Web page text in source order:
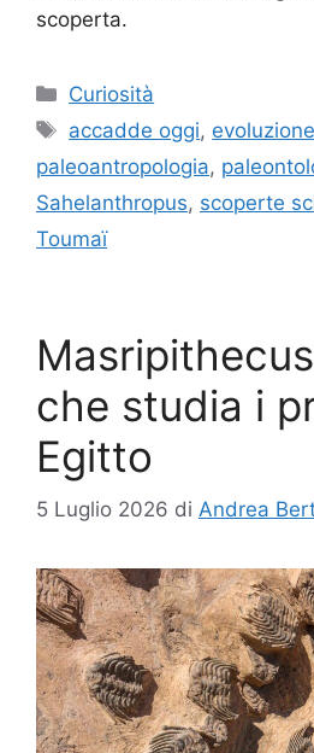
scoperta.
Categorie
Curiosità
Tag
accadde oggi,
paleoantropologia,
Sahelanthropus, scoperte
Toumaï
che studia i
Egitto
5 Luglio 2026 di Andrea